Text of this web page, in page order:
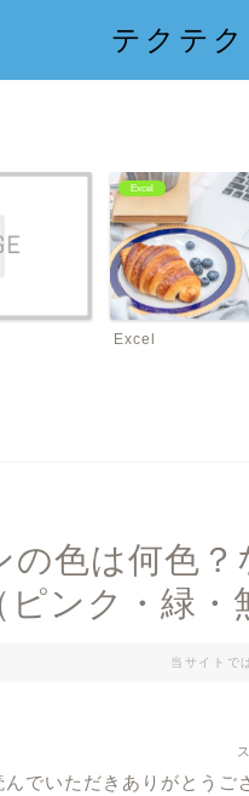
テクテ
Excel
Excel
の色は何色
ピンク・緑・
当サイトで
んでいただきありがとう